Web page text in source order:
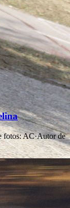
fotos:AC·Autor de